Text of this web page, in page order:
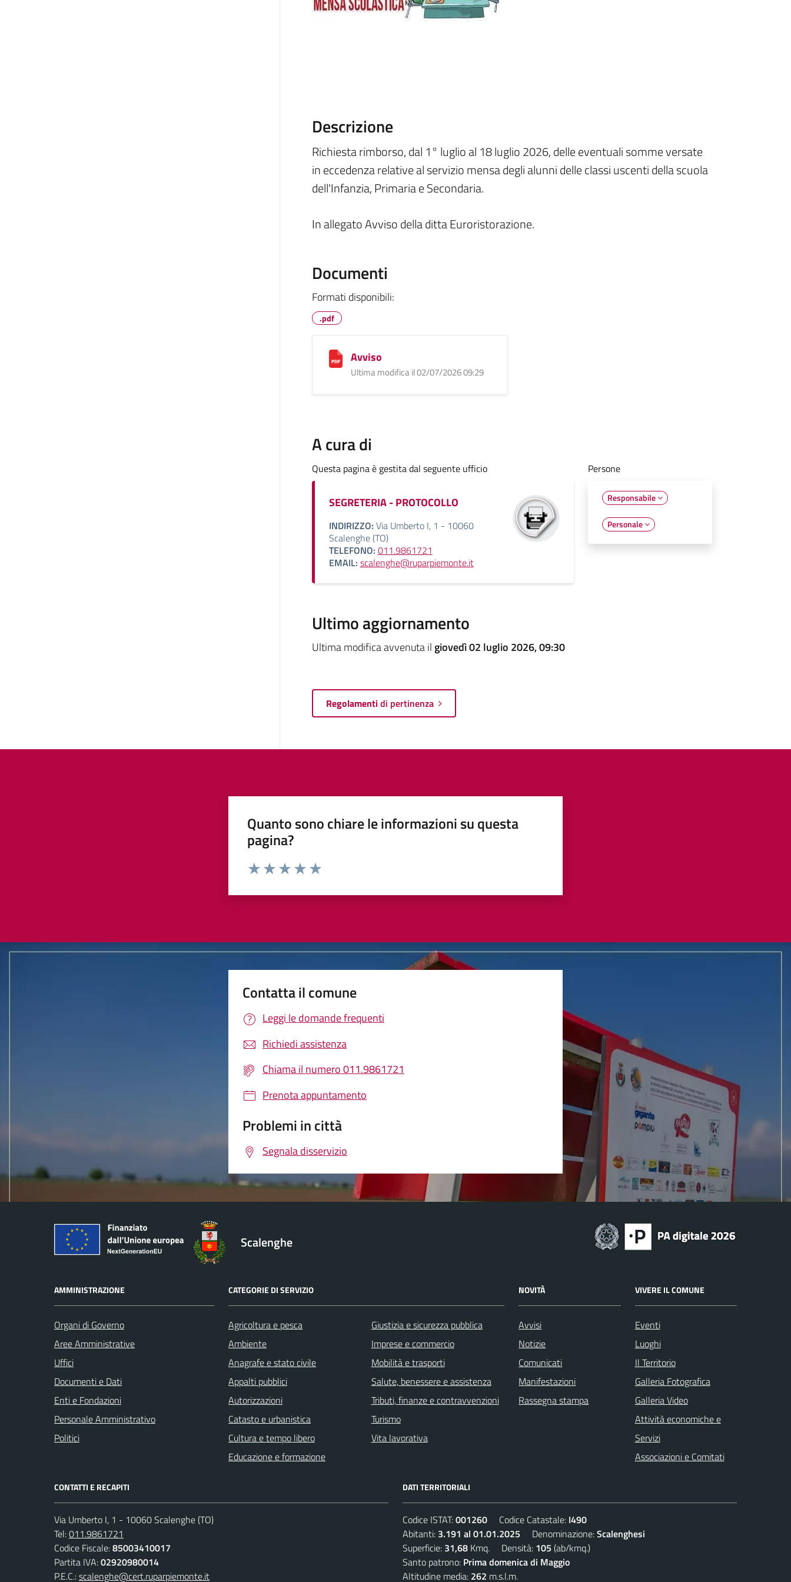
Descrizione
Richiesta rimborso, dal 1° luglio al 18 luglio 2026, delle eventuali somme versate
in eccedenza relative al servizio mensa degli alunni delle classi uscenti della scuola
dell'Infanzia, Primaria e Secondaria.
In allegato Avviso della ditta Euroristorazione.
Documenti
Formati disponibili:
.pdf
Avviso
Ultima modifica il 02/07/2026 09:29
A cura di
Questa pagina è gestita dal seguente ufficio
SEGRETERIA - PROTOCOLLO
INDIRIZZO: Via Umberto I, 1 - 10060
Scalenghe (TO)
TELEFONO: 011.9861721
EMAIL: scalenghe@ruparpiemonte.it
Persone
Responsabile
Personale
Ultimo aggiornamento
Ultima modifica avvenuta il giovedì 02 luglio 2026, 09:30
Regolamentidi pertinenza
Quanto sono chiare le informazioni su questa
pagina?
Valuta da 1 a 5 stelle la pagina
Contatta il comune
Leggi le domande frequenti
Richiedi assistenza
Chiama il numero 011.9861721
Prenota appuntamento
Problemi in città
Segnala disservizio
Scalenghe
AMMINISTRAZIONE
Organi di Governo
Aree Amministrative
Uffici
Documenti e Dati
Enti e Fondazioni
Personale Amministrativo
Politici
CATEGORIE DI SERVIZIO
Agricoltura e pesca
Ambiente
Anagrafe e stato civile
Appalti pubblici
Autorizzazioni
Catasto e urbanistica
Cultura e tempo libero
Educazione e formazione
Giustizia e sicurezza pubblica
Imprese e commercio
Mobilità e trasporti
Salute, benessere e assistenza
Tributi, finanze e contravvenzioni
Turismo
Vita lavorativa
NOVITÀ
Avvisi
Notizie
Comunicati
Manifestazioni
Rassegna stampa
VIVERE IL COMUNE
Eventi
Luoghi
Il Territorio
Galleria Fotografica
Galleria Video
Attività economiche e
Servizi
Associazioni e Comitati
CONTATTI E RECAPITI
Via Umberto I, 1 - 10060 Scalenghe (TO)
Tel:011.9861721
Codice Fiscale:85003410017
Partita IVA:02920980014
P.E.C.:scalenghe@cert.ruparpiemonte.it
DATI TERRITORIALI
Codice ISTAT:001260 Codice Catastale: I490
Abitanti: 3.191 al 01.01.2025 Denominazione:Scalenghesi
Superficie: 31,68 Kmq. Densità: 105 (ab/kmq.)
Santo patrono: Prima domenica di Maggio
Altitudine media: 262 m.s.l.m.